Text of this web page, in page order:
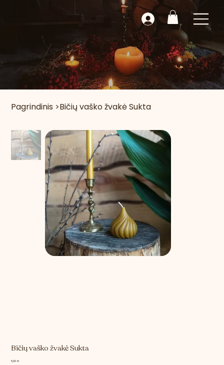
Pagrindinis >Bičių vaško žvakė Sukta
Bičių vaško žvakė Sukta
Kaina
5,00 €